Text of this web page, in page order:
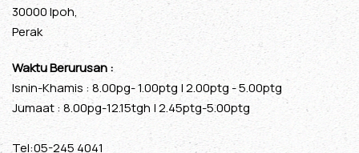
30000 Ipoh,
Perak
Waktu Berurusan :
Isnin-Khamis : 8.00pg- 1.00ptg | 2.00ptg - 5.00ptg
Jumaat : 8.00pg-12.15tgh | 2.45ptg-5.00ptg
Tel:05-245 4041